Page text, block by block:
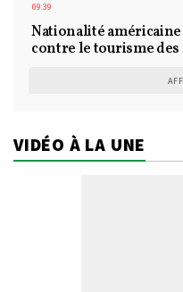
09:39
Nationalité
contre le tourisme des
VIDÉO À LA UNE